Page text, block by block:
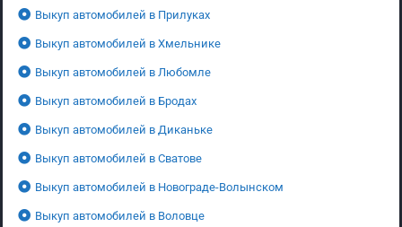
Выкуп автомобилей в Прилуках
Выкуп автомобилей в Хмельнике
Выкуп автомобилей в Любомле
Выкуп автомобилей в Бродах
Выкуп автомобилей в Диканьке
Выкуп автомобилей в Сватове
Выкуп автомобилей в Новограде-Волынском
Выкуп автомобилей в Воловце